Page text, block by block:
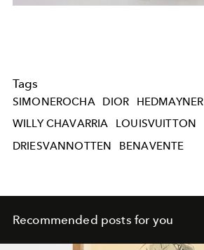
Tags
SIMONEROCHA DIOR
HEDMAYNER
WILLY CHAVARRIA
LOUISVUITTON
DRIESVANNOTTEN
BENAVENTE
Recommended posts for you